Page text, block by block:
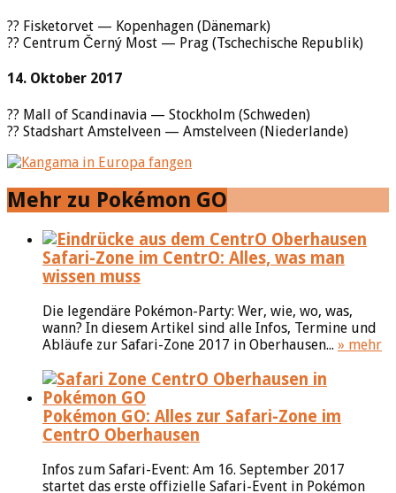
?? Fisketorvet — Kopenhagen (Dänemark)
?? Centrum Černý Most — Prag (Tschechische Republik)
14. Oktober 2017
?? Mall of Scandinavia — Stockholm (Schweden)
?? Stadshart Amstelveen — Amstelveen (Niederlande)
Mehr zu Pokémon GO
Safari-Zone im CentrO: Alles, was man
wissen muss
Die legendäre Pokémon-Party: Wer, wie, wo, was,
wann? In diesem Artikel sind alle Infos, Termine und
Abläufe zur Safari-Zone 2017 in Oberhausen... » mehr
Pokémon GO: Alles zur Safari-Zone im
CentrO Oberhausen
Infos zum Safari-Event: Am 16. September 2017
startet das erste offizielle Safari-Event in Pokémon